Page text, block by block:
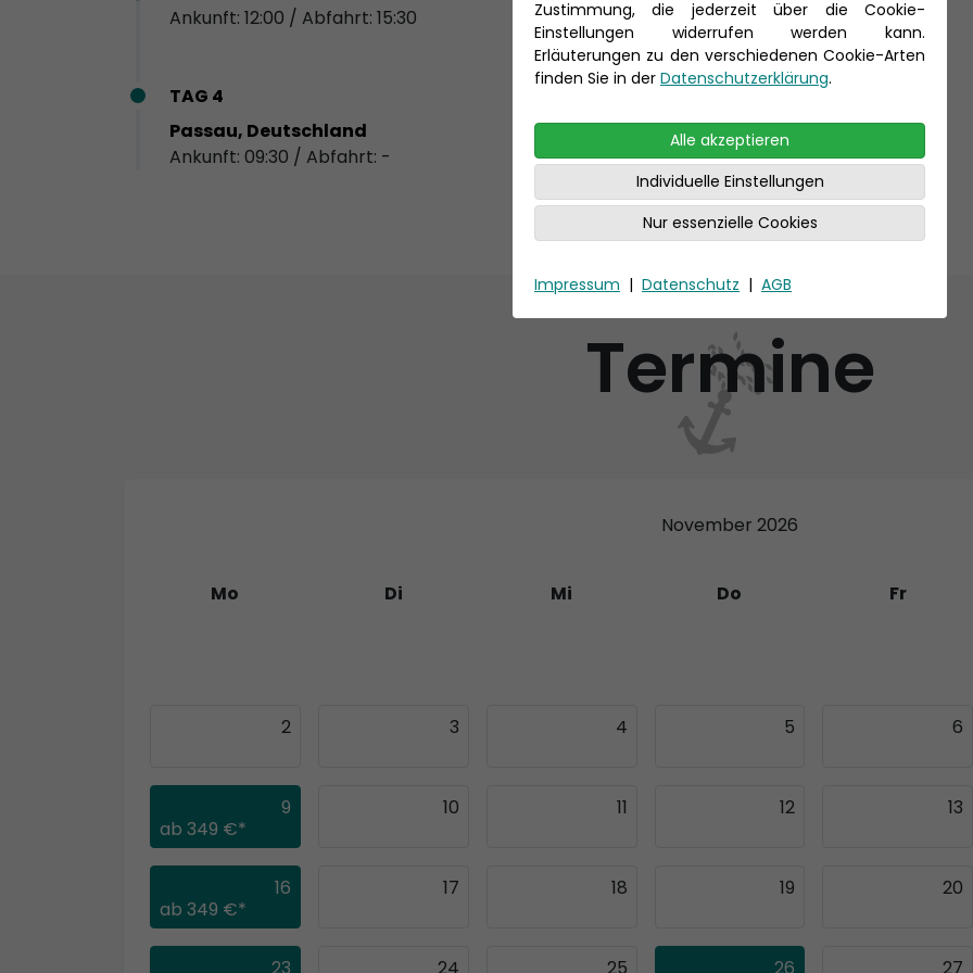
Ankunft: 12:00 / Abfahrt: 15:30
TAG 4
Passau, Deutschland
Ankunft: 09:30 / Abfahrt: -
Termine
November 2026
Mo Di Mi Do
Fr
2 3 4 5 6
ab 349 €*
9 10 11 12 13
ab 349 €*
16 17 18 19 20
23 24 25 26 27
Zustimmung, die jederzeit über die Cookie-
Einstellungen widerrufen werden kann.
Erläuterungen zu den verschiedenen Cookie-Arten
finden Sie in der Datenschutzerklärung.
Alle akzeptieren
Individuelle Einstellungen
Nur essenzielle Cookies
Impressum | Datenschutz | AGB